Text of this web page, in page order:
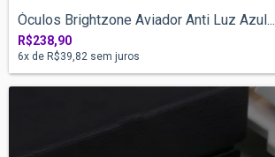
Óculos Brightzone Aviador Anti Luz Azul...
R$238,90
6x de R$39,82 sem juros